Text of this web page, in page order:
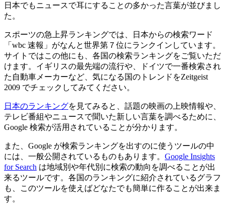
日本でもニュースで耳にすることの多かった言葉が並びまし
た。
スポーツの急上昇ランキングでは、日本からの検索ワード
「wbc 速報」がなんと世界第７位にランクインしています。
サイトではこの他にも、各国の検索ランキングをご覧いただ
けます。イギリスの最先端の流行や、ドイツで一番検索され
た自動車メーカーなど、気になる国のトレンドをZeitgeist
2009 でチェックしてみてください。
日本のランキングを見てみると、話題の映画の上映情報や、
テレビ番組やニュースで聞いた新しい言葉を調べるために、
Google 検索が活用されていることが分かります。
また、Google が検索ランキングを出すのに使うツールの中
には、一般公開されているものもあります。 Google Insights
for Search は地域別や年代別に検索の動向を調べることが出
来るツールです。各国のランキングに紹介されているグラフ
も、このツールを使えばどなたでも簡単に作ることが出来ま
す。